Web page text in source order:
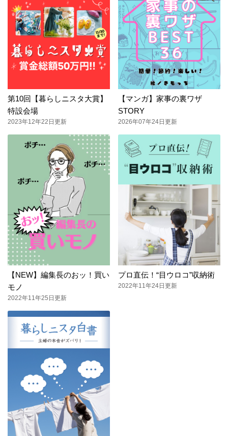
第10回【暮らしニスタ大賞】
特設会場
2023年12年22日更新
【マンガ】家事の裏ワザ
STORY
2026年07年24日更新
【NEW】編集長のおッ！買い
モノ
2022年11年25日更新
プロ直伝！“目ウロコ”収納術
2022年11年24日更新